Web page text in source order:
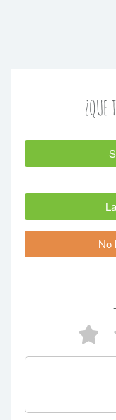
¿QUE
No